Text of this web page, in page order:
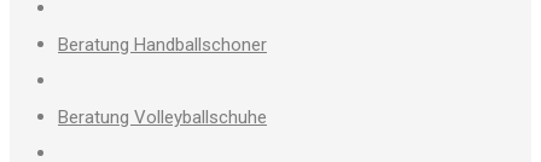
Beratung Handballschoner
Beratung Volleyballschuhe